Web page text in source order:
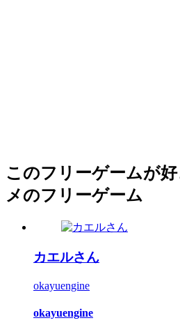
このフリーゲームが
メのフリーゲーム
カエルさん
okayuengine
okayuengine